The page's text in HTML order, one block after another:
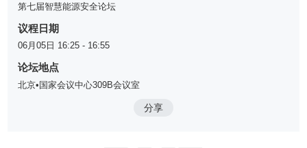
第七届智慧能源安全论坛
议程日期
06月05日 16:25 - 16:55
论坛地点
北京•国家会议中心309B会议室
分享